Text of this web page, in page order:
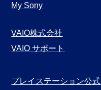
My Sony
VAIO株式会社
VAIO サポート
プレイステーション公式